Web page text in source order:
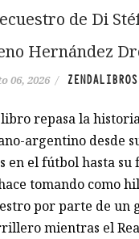
de Di
Hernández
06, 2026 /
libro repasa la
argentino desde
en el fútbol hasta
tomando como
por parte de un
mientras el